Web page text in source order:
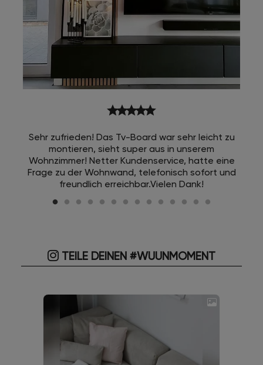
starstarstarstarstar
Sehr zufrieden! Das Tv-Board war sehr leicht zu
montieren, sieht super aus in unserem
Wohnzimmer! Netter Kundenservice, hatte eine
Frage zu der Wohnwand, telefonisch sofort und
freundlich erreichbar.Vielen Dank!
TEILE DEINEN #WUUNMOMENT